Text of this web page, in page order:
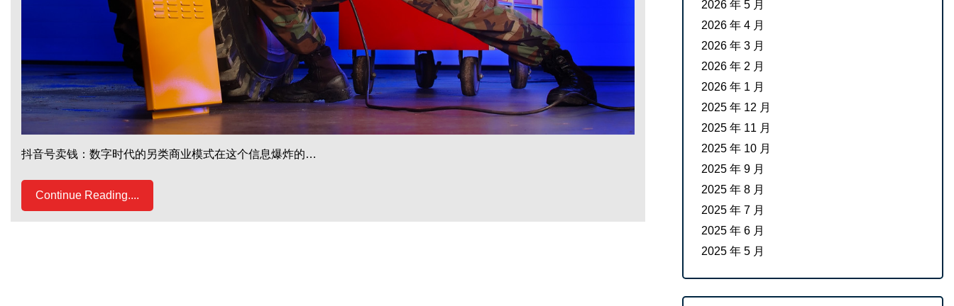
抖音号卖钱：数字时代的另类商业模式在这个信息爆炸的…
Continue Reading....
2026 年 5 月
2026 年 4 月
2026 年 3 月
2026 年 2 月
2026 年 1 月
2025 年 12 月
2025 年 11 月
2025 年 10 月
2025 年 9 月
2025 年 8 月
2025 年 7 月
2025 年 6 月
2025 年 5 月